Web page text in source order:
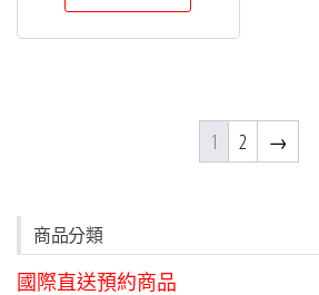
1 2 →
商品分類
國際直送預約商品